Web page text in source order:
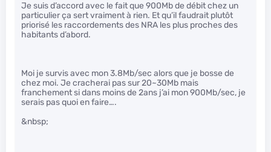
Je suis d’accord avec le fait que 900Mb de débit chez un
particulier ça sert vraiment à rien. Et qu’il faudrait plutôt
priorisé les raccordements des NRA les plus proches des
habitants d’abord.
Moi je survis avec mon 3.8Mb/sec alors que je bosse de
chez moi. Je cracherai pas sur 20~30Mb mais
franchement si dans moins de 2ans j’ai mon 900Mb/sec, je
serais pas quoi en faire….
&nbsp;